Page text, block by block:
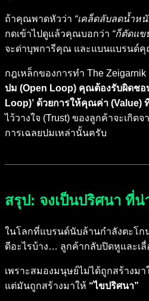
ถ้าคุณพาดหัวว่า “เคล็ดลับลดน้ำห
กดเข้าไปดูแล้วคุณบอกว่า “ก็ตัดแข
จะด่าบุพการีคุณ และแบนแบรนด์
กฎเหล็กของการทำ The Zeigarnik
ปม (Open Loop) คุณต้องรับผิดชอ
Loop)’ ด้วยการให้คุณค่า (Value)
ไว้วางใจ (Trust) ของลูกค้าจะเกิ
การเฉลยปมเหล่านั้นครับ
สรุป: จงเป็นปริศนา ที่
ในโลกที่แบรนด์นับล้านกำลังตะโก
ดีอะไรบ้าง… ลูกค้ากลับปิดหูและเลื่
เพราะสมองมนุษย์ไม่ได้ถูกสร้างมา
แต่มันถูกสร้างมาให้ “ไขปริศนา”